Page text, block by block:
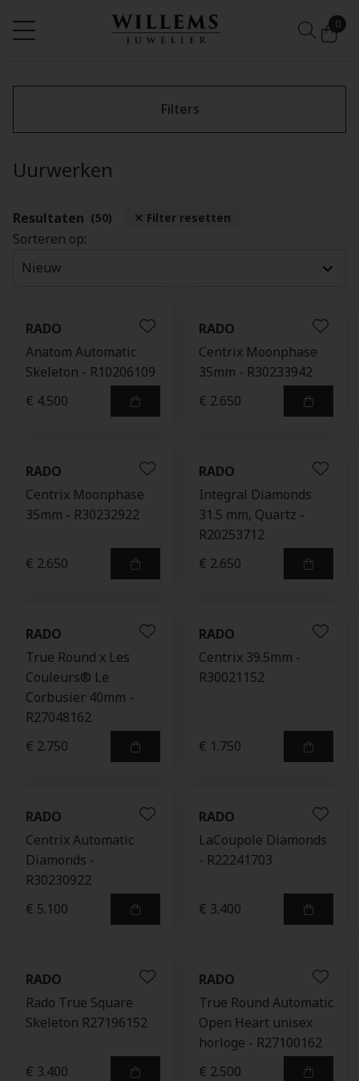
0
Filters
Uurwerken
Resultaten (50) Filter resetten
Sorteren op:
RADO
Anatom Automatic
Skeleton - R10206109
€ 4.500
RADO
Centrix Moonphase
35mm - R30233942
€ 2.650
RADO
Centrix Moonphase
35mm - R30232922
€ 2.650
RADO
Integral Diamonds
31.5 mm, Quartz -
R20253712
€ 2.650
RADO
True Round x Les
Couleurs® Le
Corbusier 40mm -
R27048162
€ 2.750
RADO
Centrix 39.5mm -
R30021152
€ 1.750
RADO
Centrix Automatic
Diamonds -
R30230922
€ 5.100
RADO
LaCoupole Diamonds
- R22241703
€ 3.400
RADO
Rado True Square
Skeleton R27196152
€ 3.400
RADO
True Round Automatic
Open Heart unisex
horloge - R27100162
€ 2.500